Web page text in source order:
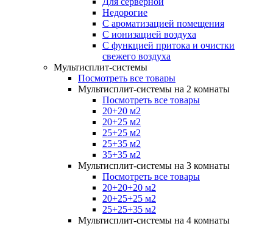
Недорогие
С ароматизацией помещения
С ионизацией воздуха
С функцией притока и очистки
свежего воздуха
Мультисплит-системы
Посмотреть все товары
Мультисплит-системы на 2 комнаты
Посмотреть все товары
20+20 м2
20+25 м2
25+25 м2
25+35 м2
35+35 м2
Мультисплит-системы на 3 комнаты
Посмотреть все товары
20+20+20 м2
20+25+25 м2
25+25+35 м2
Мультисплит-системы на 4 комнаты